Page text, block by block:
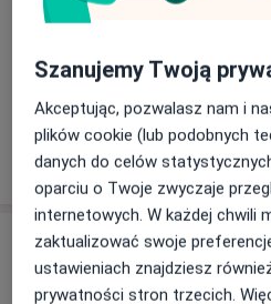
Laseroterapia zmarszczek
W jaki sposób ustalane są
Adresy (2)
Adres 1 Adres 2
Szanujemy Twoją
Akceptując, pozwalasz nam i
plików cookie (lub podobnych
danych do celów
oparciu o Twoje zwyczaje
internetowych. W każdej chwili
zaktualizować swoje
ustawieniach znajdziesz
prywatności stron trzecich.